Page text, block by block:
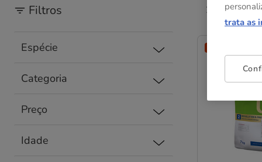
Filtros
Espécie
Categoria
Preço
Idade
26
trata as